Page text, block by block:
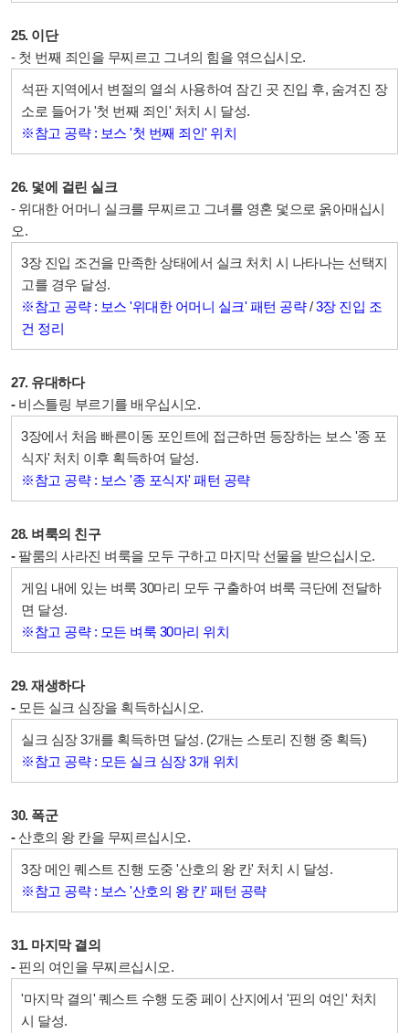
25. 이단
- 첫 번째 죄인을 무찌르고 그녀의 힘을 엮으십시오.
석판 지역에서 변절의 열쇠 사용하여 잠긴 곳 진입 후, 숨겨진 장
소로 들어가 '첫 번째 죄인' 처치 시 달성.
※참고 공략 : 보스 '첫 번째 죄인' 위치
26. 덫에 걸린 실크
- 위대한 어머니 실크를 무찌르고 그녀를 영혼 덫으로 옭아매십시
오.
3장 진입 조건을 만족한 상태에서 실크 처치 시 나타나는 선택지
고를 경우 달성.
※참고 공략 : 보스 '위대한 어머니 실크' 패턴 공략/3장 진입 조
건 정리
27. 유대하다
- 비스틀링 부르기를 배우십시오.
3장에서 처음 빠른이동 포인트에 접근하면 등장하는 보스 '종 포
식자' 처치 이후 획득하여 달성.
※참고 공략 : 보스 '종 포식자' 패턴 공략
28. 벼룩의 친구
- 팔룸의 사라진 벼룩을 모두 구하고 마지막 선물을 받으십시오.
게임 내에 있는 벼룩 30마리 모두 구출하여 벼룩 극단에 전달하
면 달성.
※참고 공략 : 모든 벼룩 30마리 위치
29. 재생하다
- 모든 실크 심장을 획득하십시오.
실크 심장 3개를 획득하면 달성. (2개는 스토리 진행 중 획득)
※참고 공략 : 모든 실크 심장 3개 위치
30. 폭군
-산호의 왕 칸을 무찌르십시오.
3장 메인 퀘스트 진행 도중 '산호의 왕 칸' 처치 시 달성.
※참고 공략 : 보스 '산호의 왕 칸' 패턴 공략
31. 마지막 결의
- 핀의 여인을 무찌르십시오.
'마지막 결의' 퀘스트 수행 도중 페이 산지에서 '핀의 여인' 처치
시 달성.